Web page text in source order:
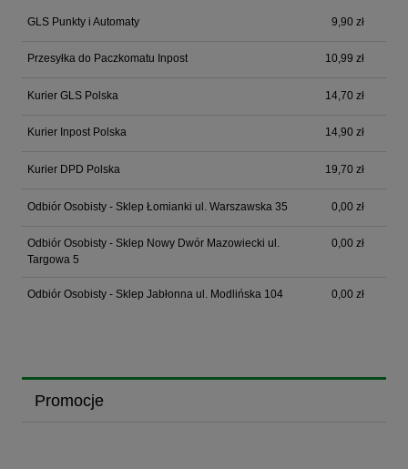
GLS Punkty i Automaty 9,90 zł
Przesyłka do Paczkomatu Inpost 10,99 zł
Kurier GLS Polska 14,70 zł
Kurier Inpost Polska 14,90 zł
Kurier DPD Polska 19,70 zł
Odbiór Osobisty - Sklep Łomianki ul. Warszawska 35 0,00 zł
Odbiór Osobisty - Sklep Nowy Dwór Mazowiecki ul.
Targowa 5
0,00 zł
Odbiór Osobisty - Sklep Jabłonna ul. Modlińska 104 0,00 zł
Promocje